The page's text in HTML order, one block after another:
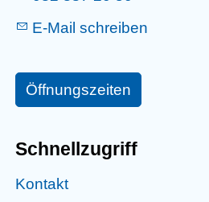
E-Mail schreiben
Öffnungszeiten
Schnellzugriff
Kontakt